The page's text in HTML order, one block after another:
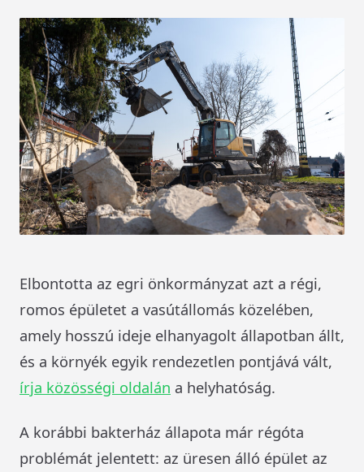
Elbontotta az egri önkormányzat azt a régi,
romos épületet a vasútállomás közelében,
amely hosszú ideje elhanyagolt állapotban állt,
és a környék egyik rendezetlen pontjává vált,
írja közösségi oldalán a helyhatóság.
A korábbi bakterház állapota már régóta
problémát jelentett: az üresen álló épület az